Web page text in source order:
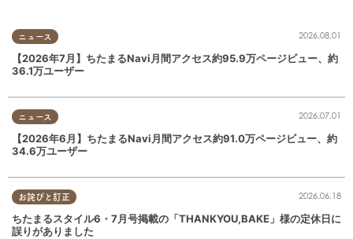
ニュース 2026.08.01
【2026年7月】ちたまるNavi月間アクセス約95.9万ページビュー、約
36.1万ユーザー
ニュース 2026.07.01
【2026年6月】ちたまるNavi月間アクセス約91.0万ページビュー、約
34.6万ユーザー
お詫びと訂正 2026.06.18
ちたまるスタイル6・7月号掲載の「THANKYOU,BAKE」様の定休日に
誤りがありました